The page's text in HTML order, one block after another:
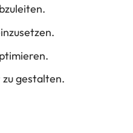
gestalten.